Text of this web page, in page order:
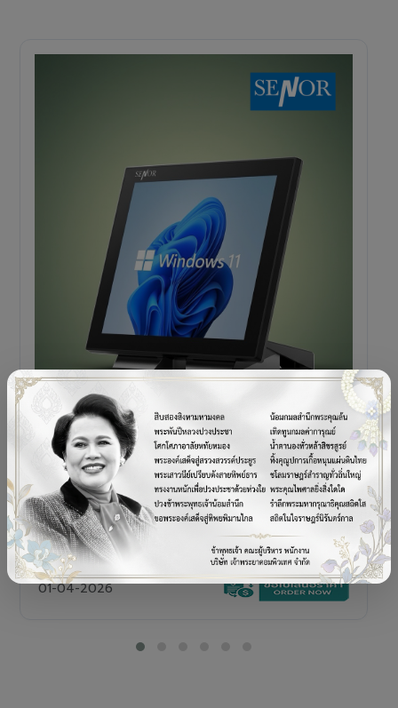
POS TERMINAL
SENOR V+5s
เครื่อง POS All-in-One Touch Screen ดีไซน์พรีเมียม
01-04-2026